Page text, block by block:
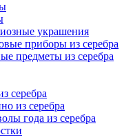
украшения
приборы из серебра
предметы из серебра
серебра
из серебра
года из серебра